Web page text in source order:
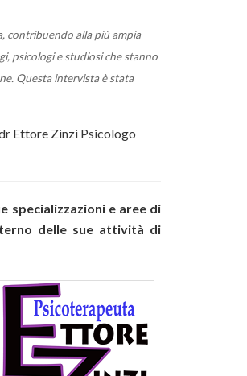
contribuendo alla più ampia
psicologi e studiosi che stanno
Questa intervista è stata
Ettore Zinzi Psicologo
specializzazioni e aree di
delle sue attività di